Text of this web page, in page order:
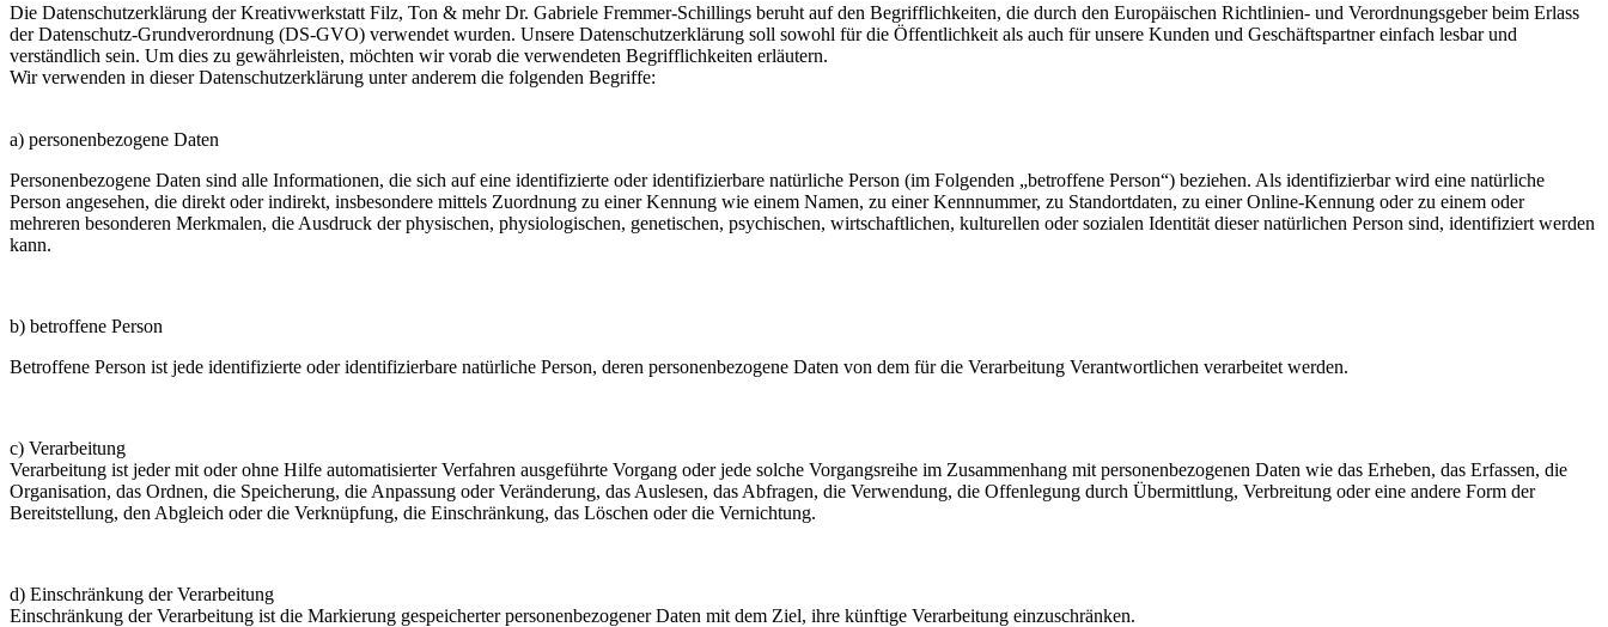
Die Datenschutzerklärung der Kreativwerkstatt Filz, Ton & mehr Dr. Gabriele Fremmer-Schillings beruht auf den Begrifflichkeiten, die durch den Europäischen Richtlinien- und Verordnungsgeber beim Erlass
der Datenschutz-Grundverordnung (DS-GVO) verwendet wurden. Unsere Datenschutzerklärung soll sowohl für die Öffentlichkeit als auch für unsere Kunden und Geschäftspartner einfach lesbar und
verständlich sein. Um dies zu gewährleisten, möchten wir vorab die verwendeten Begrifflichkeiten erläutern.
Wir verwenden in dieser Datenschutzerklärung unter anderem die folgenden Begriffe:
a) personenbezogene Daten
Personenbezogene Daten sind alle Informationen, die sich auf eine identifizierte oder identifizierbare natürliche Person (im Folgenden „betroffene Person“) beziehen. Als identifizierbar wird eine natürliche
Person angesehen, die direkt oder indirekt, insbesondere mittels Zuordnung zu einer Kennung wie einem Namen, zu einer Kennnummer, zu Standortdaten, zu einer Online-Kennung oder zu einem oder
mehreren besonderen Merkmalen, die Ausdruck der physischen, physiologischen, genetischen, psychischen, wirtschaftlichen, kulturellen oder sozialen Identität dieser natürlichen Person sind, identifiziert werden
kann.
b) betroffene Person
Betroffene Person ist jede identifizierte oder identifizierbare natürliche Person, deren personenbezogene Daten von dem für die Verarbeitung Verantwortlichen verarbeitet werden.
c) Verarbeitung
Verarbeitung ist jeder mit oder ohne Hilfe automatisierter Verfahren ausgeführte Vorgang oder jede solche Vorgangsreihe im Zusammenhang mit personenbezogenen Daten wie das Erheben, das Erfassen, die
Organisation, das Ordnen, die Speicherung, die Anpassung oder Veränderung, das Auslesen, das Abfragen, die Verwendung, die Offenlegung durch Übermittlung, Verbreitung oder eine andere Form der
Bereitstellung, den Abgleich oder die Verknüpfung, die Einschränkung, das Löschen oder die Vernichtung.
d) Einschränkung der Verarbeitung
Einschränkung der Verarbeitung ist die Markierung gespeicherter personenbezogener Daten mit dem Ziel, ihre künftige Verarbeitung einzuschränken.